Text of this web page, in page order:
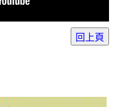
回上頁